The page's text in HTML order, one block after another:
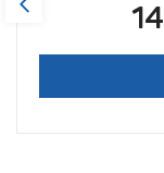
14